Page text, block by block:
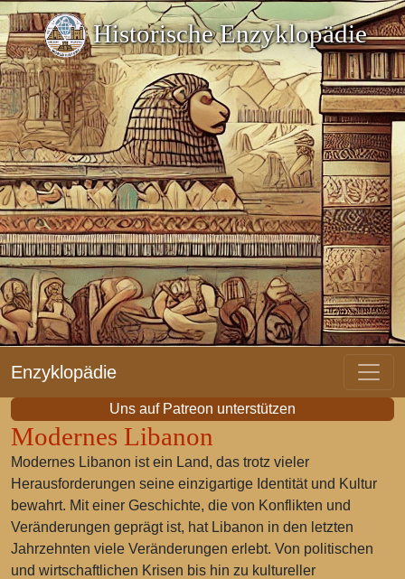
Historische Enzyklopädie
Enzyklopädie
Uns auf Patreon unterstützen
Modernes Libanon
Modernes Libanon ist ein Land, das trotz vieler
Herausforderungen seine einzigartige Identität und Kultur
bewahrt. Mit einer Geschichte, die von Konflikten und
Veränderungen geprägt ist, hat Libanon in den letzten
Jahrzehnten viele Veränderungen erlebt. Von politischen
und wirtschaftlichen Krisen bis hin zu kultureller